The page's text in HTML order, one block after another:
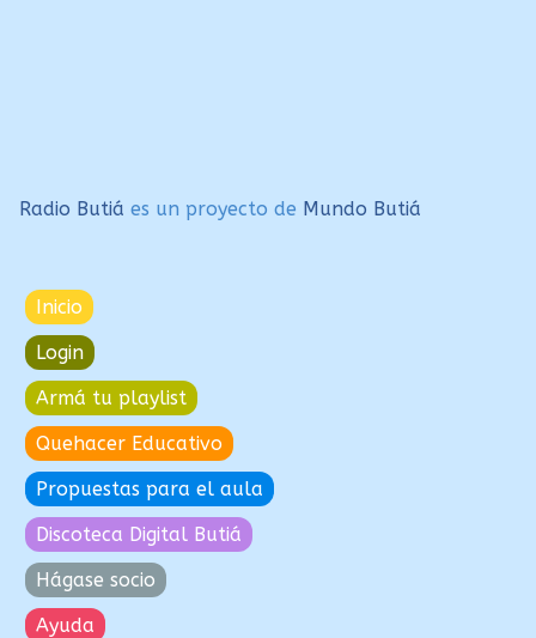
Radio Butiá es un proyecto de Mundo Butiá
Inicio
Login
Armá tu playlist
Quehacer Educativo
Propuestas para el aula
Discoteca Digital Butiá
Hágase socio
Ayuda